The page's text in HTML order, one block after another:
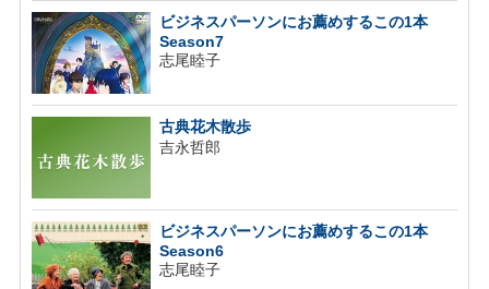
ビジネスパーソンにお薦めするこの1本
Season7
志尾睦子
古典花木散歩
吉永哲郎
ビジネスパーソンにお薦めするこの1本
Season6
志尾睦子